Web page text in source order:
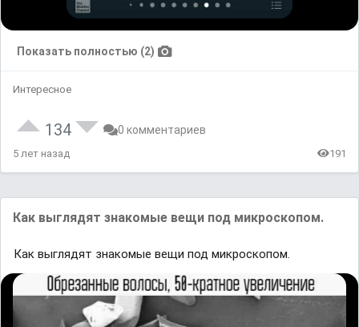
Показать полностью (2)
Интересное
134 0 комментариев
5 лет назад 191
Как выглядят знакомые вещи под микроскопом.
Как выглядят знакомые вещи под микроскопом.